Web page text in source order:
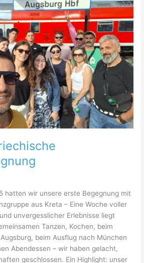
hatten wir unsere erste Begegnung mit
aus Kreta – Eine Woche voller
unvergesslicher Erlebnisse liegt
Tanzen, Kochen, beim
beim Ausflug nach München
Abendessen – wir haben gelacht,
geschlossen. Ein Highlight: unser